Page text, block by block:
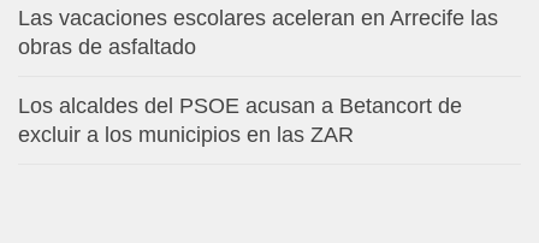
Las vacaciones escolares aceleran en Arrecife las
obras de asfaltado
Los alcaldes del PSOE acusan a Betancort de
excluir a los municipios en las ZAR